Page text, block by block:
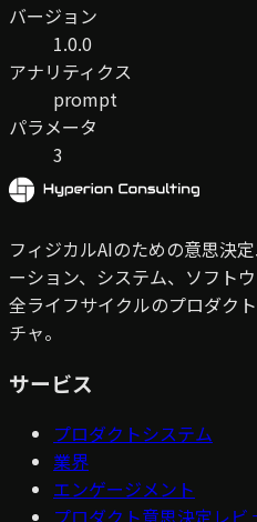
バージョン
1.0.0
アナリティクス
prompt
パラメータ
3
フィジカルAIのための意思決
ーション、システム、ソフト
全ライフサイクルのプロダク
チャ。
サービス
プロダクトシステム
業界
エンゲージメント
プロダクト意思決定レビ